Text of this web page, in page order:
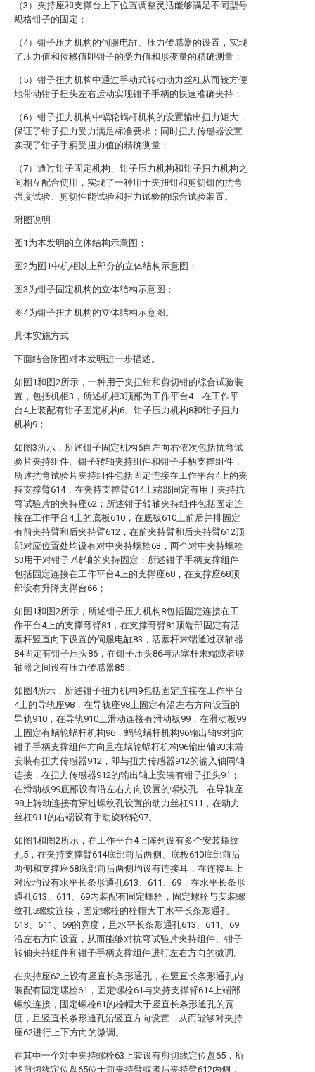
（3）夹持座和支撑台上下位置调整灵活能够满足不同型号
规格钳子的固定；
（4）钳子压力机构的伺服电缸、压力传感器的设置，实现
了压力值和位移值即钳子的受力值和形变量的精确测量；
（5）钳子扭力机构中通过手动式转动动力丝杠从而较方便
地带动钳子扭头左右运动实现钳子手柄的快速准确夹持；
（6）钳子扭力机构中蜗轮蜗杆机构的设置输出扭力矩大，
保证了钳子扭力受力满足标准要求；同时扭力传感器设置
实现了钳子手柄受扭力值的精确测量；
（7）通过钳子固定机构、钳子压力机构和钳子扭力机构之
间相互配合使用，实现了一种用于夹扭钳和剪切钳的抗弯
强度试验、剪切性能试验和扭力试验的综合试验装置。
附图说明
图1为本发明的立体结构示意图；
图2为图1中机柜以上部分的立体结构示意图；
图3为钳子固定机构的立体结构示意图；
图4为钳子扭力机构的立体结构示意图。
具体实施方式
下面结合附图对本发明进一步描述。
如图1和图2所示，一种用于夹扭钳和剪切钳的综合试验装
置，包括机柜3，所述机柜3顶部为工作平台4，在工作平
台4上装配有钳子固定机构6、钳子压力机构8和钳子扭力
机构9；
如图3所示，所述钳子固定机构6自左向右依次包括抗弯试
验片夹持组件、钳子转轴夹持组件和钳子手柄支撑组件，
所述抗弯试验片夹持组件包括固定连接在工作平台4上的夹
持支撑臂614，在夹持支撑臂614上端部固定有用于夹持抗
弯试验片的夹持座62；所述钳子转轴夹持组件包括固定连
接在工作平台4上的底板610，在底板610上前后并排固定
有前夹持臂和后夹持臂612，在前夹持臂和后夹持臂612顶
部对应位置处均设有对中夹持螺栓63，两个对中夹持螺栓
63用于对钳子7转轴的夹持固定；所述钳子手柄支撑组件
包括固定连接在工作平台4上的支撑座68，在支撑座68顶
部设有升降支撑台66；
如图1和图2所示，所述钳子压力机构8包括固定连接在工
作平台4上的支撑弯臂81，在支撑弯臂81顶端部固定有活
塞杆竖直向下设置的伺服电缸83，活塞杆末端通过联轴器
84固定有钳子压头86，在钳子压头86与活塞杆末端或者联
轴器之间设有压力传感器85；
如图4所示，所述钳子扭力机构9包括固定连接在工作平台
4上的导轨座98，在导轨座98上固定有沿左右方向设置的
导轨910，在导轨910上滑动连接有滑动板99，在滑动板99
上固定有蜗轮蜗杆机构96，蜗轮蜗杆机构96输出轴93指向
钳子手柄支撑组件方向且在蜗轮蜗杆机构96输出轴93末端
安装有扭力传感器912，即与扭力传感器912的输入轴同轴
连接，在扭力传感器912的输出轴上安装有钳子扭头91；
在滑动板99底部设有沿左右方向设置的螺纹孔，在导轨座
98上转动连接有穿过螺纹孔设置的动力丝杠911，在动力
丝杠911的右端设有手动旋转轮97。
如图1和图2所示，在工作平台4上阵列设有多个安装螺纹
孔5，在夹持支撑臂614底部前后两侧、底板610底部前后
两侧和支撑座68底部前后两侧均设有连接耳，在连接耳上
对应均设有水平长条形通孔613、611、69，在水平长条形
通孔613、611、69内装配有固定螺栓，固定螺栓与安装螺
纹孔5螺纹连接，固定螺栓的栓帽大于水平长条形通孔
613、611、69的宽度，且水平长条形通孔613、611、69
沿左右方向设置，从而能够对抗弯试验片夹持组件、钳子
转轴夹持组件和钳子手柄支撑组件进行左右方向的微调。
在夹持座62上设有竖直长条形通孔，在竖直长条形通孔内
装配有固定螺栓61，固定螺栓61与夹持支撑臂614上端部
螺纹连接，固定螺栓61的栓帽大于竖直长条形通孔的宽
度，且竖直长条形通孔沿竖直方向设置，从而能够对夹持
座62进行上下方向的微调。
在其中一个对中夹持螺栓63上套设有剪切线定位盘65，所
述剪切线定位盘65位于前夹持臂或者后夹持臂612内侧，